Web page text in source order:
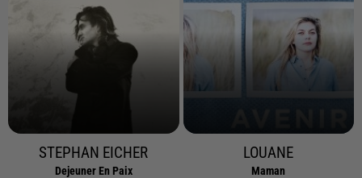
STEPHAN EICHER
Dejeuner En Paix
LOUANE
Maman